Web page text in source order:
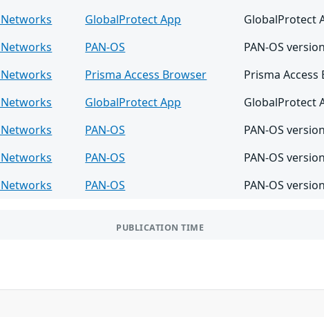
GlobalProtect App
GlobalProtect
PAN-OS
PAN-OS
Prisma Access Browser
Prisma
GlobalProtect App
GlobalProtect
PAN-OS
PAN-OS
PAN-OS
PAN-OS
PAN-OS PAN-OS
PUBLICATION TIME